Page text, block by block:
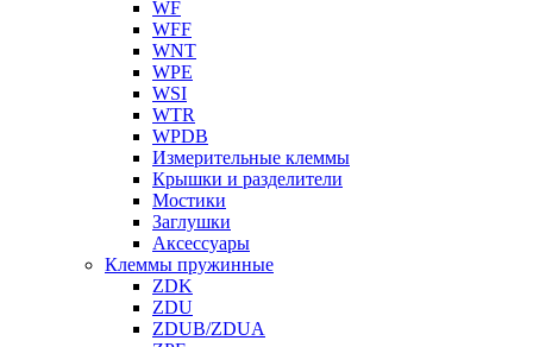
WF
WFF
WNT
WPE
WSI
WTR
WPDB
Измерительные клеммы
Крышки и разделители
Мостики
Заглушки
Аксессуары
Клеммы пружинные
ZDK
ZDU
ZDUB/ZDUA